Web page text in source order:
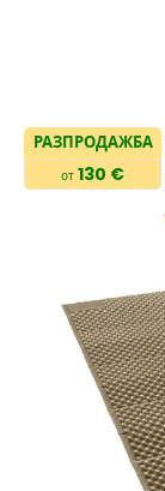
РАЗПРОДАЖБА
от 130 €